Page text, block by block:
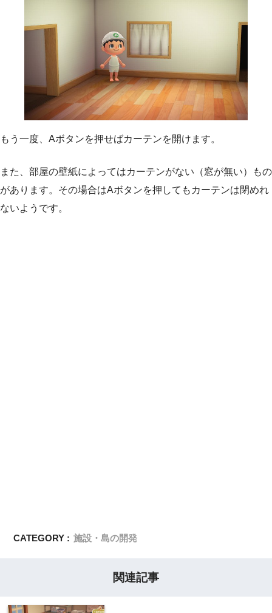
もう一度、Aボタンを押せばカーテンを開けます。
また、部屋の壁紙によってはカーテンがない（窓が無い）もの
があります。その場合はAボタンを押してもカーテンは閉めれ
ないようです。
CATEGORY : 施設・島の開発
関連記事